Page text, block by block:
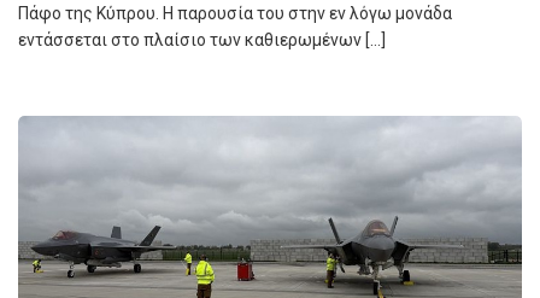
Πάφο της Κύπρου. Η παρουσία του στην εν λόγω μονάδα
εντάσσεται στο πλαίσιο των καθιερωμένων […]